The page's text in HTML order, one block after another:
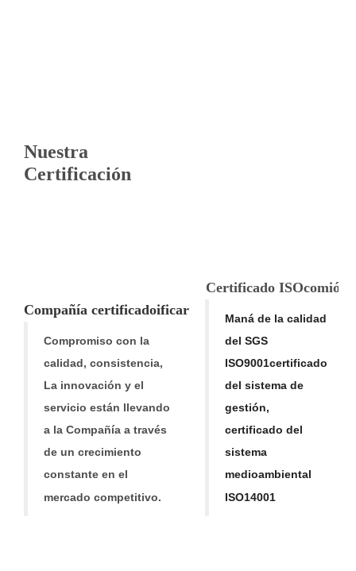
Nuestra
Certificación
Compañía certificadoificar
Compromiso con la
calidad, consistencia,
La innovación y el
servicio están llevando
a la Compañía a través
de un crecimiento
constante en el
mercado competitivo.
Certificado ISOcomió
Maná de la calidad
del SGS
ISO9001certificado
del sistema de
gestión,
certificado del
sistema
medioambiental
ISO14001